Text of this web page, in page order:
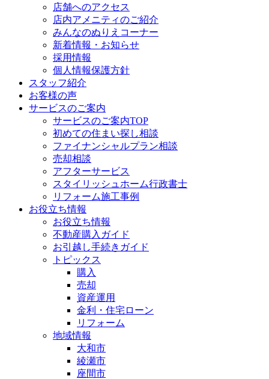
店舗へのアクセス
店内アメニティのご紹介
みんなのぬりえコーナー
新着情報・お知らせ
採用情報
個人情報保護方針
スタッフ紹介
お客様の声
サービスのご案内
サービスのご案内TOP
初めての住まい探し相談
ファイナンシャルプラン相談
売却相談
アフターサービス
スタイリッシュホーム行政書士
リフォーム施工事例
お役立ち情報
お役立ち情報
不動産購入ガイド
お引越し手続きガイド
トピックス
購入
売却
資産運用
金利・住宅ローン
リフォーム
地域情報
大和市
綾瀬市
座間市